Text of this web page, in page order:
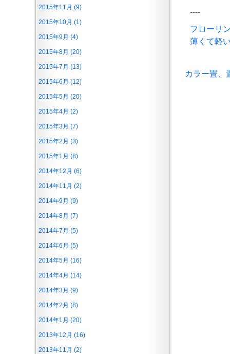
----
フローリ
薄くて軽
カラー畳、
2015年11月 (9)
2015年10月 (1)
2015年9月 (4)
2015年8月 (20)
2015年7月 (13)
2015年6月 (12)
2015年5月 (20)
2015年4月 (2)
2015年3月 (7)
2015年2月 (3)
2015年1月 (8)
2014年12月 (6)
2014年11月 (2)
2014年9月 (9)
2014年8月 (7)
2014年7月 (5)
2014年6月 (5)
2014年5月 (16)
2014年4月 (14)
2014年3月 (9)
2014年2月 (8)
2014年1月 (20)
2013年12月 (16)
2013年11月 (2)